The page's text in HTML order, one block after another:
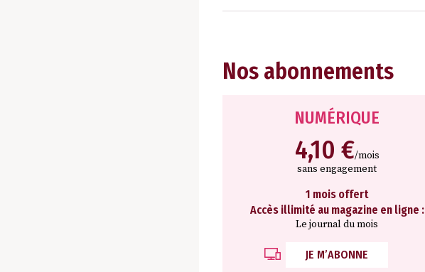
Nos abonnements
NUMÉRIQUE
4,10 €/mois
sans engagement
1 mois offert
Accès illimité au magazine en ligne :
Le journal du mois
JE M’ABONNE